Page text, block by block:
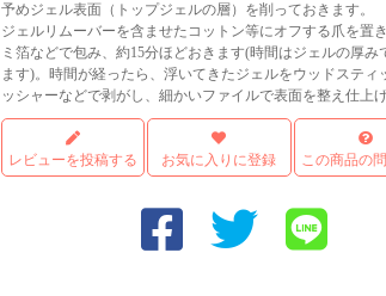
予めジェル表面（トップジェルの層）を削っておきます。
ジェルリムーバーを含ませたコットン等にオフする爪を置
ミ箔などで包み、約15分ほどおきます(時間はジェルの厚み
ます)。時間が経ったら、浮いてきたジェルをウッドスティ
ッシャーなどで剥がし、細かいファイルで表面を整え仕上げ
レビューを投稿する お気に入りに登録 この商品の